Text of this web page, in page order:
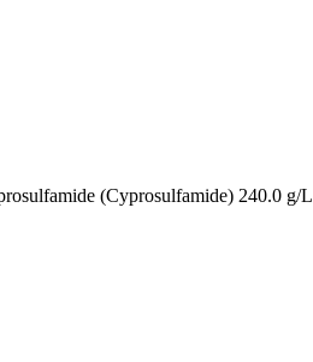
(Cyprosulfamide) 240.0 g/L